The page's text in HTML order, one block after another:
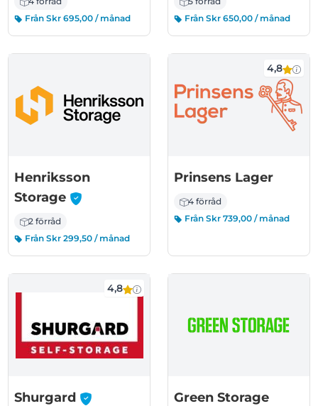
Från Skr 695,00 / månad
Från Skr 650,00 / månad
Henriksson
Storage -
2 förråd
Från Skr 299,50 / månad
4,8
Prinsens Lager
4 förråd
Från Skr 739,00 / månad
4,8
Shurgard - Green Storage